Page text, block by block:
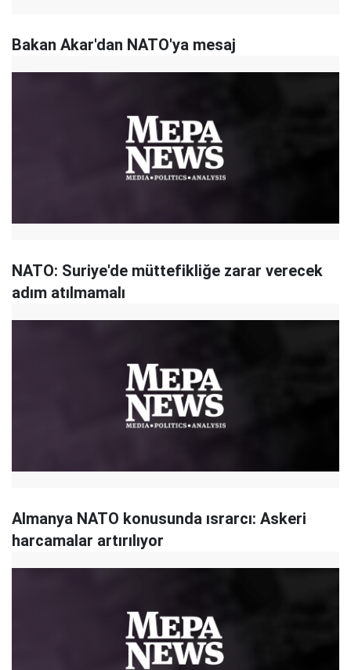
Bakan Akar'dan NATO'ya mesaj
NATO: Suriye'de müttefikliğe zarar verecek
adım atılmamalı
Almanya NATO konusunda ısrarcı: Askeri
harcamalar artırılıyor